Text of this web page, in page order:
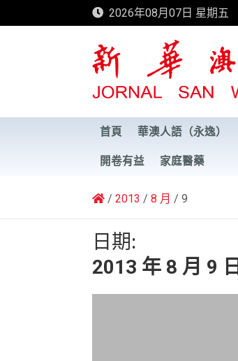
to
2026年08月07日 星期五
新華澳報
首頁 華澳人語（永逸）
開卷有益 家庭醫藥
2013 8 月 9
日期:
2013 年 8 月 9 日